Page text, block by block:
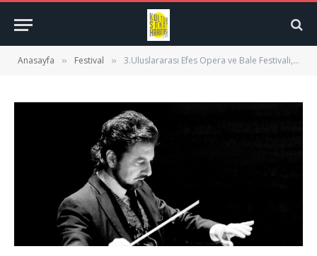
Anasayfa » Festival » 3.Uluslararası Efes Opera ve Bale Festivali, 21 Temmuz’da başlıyor…